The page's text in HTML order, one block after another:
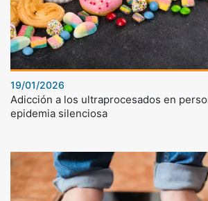
19/01/2026
Adicción a los ultraprocesados en
epidemia silenciosa